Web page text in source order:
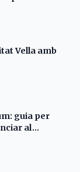
Vella amb
guia per
al